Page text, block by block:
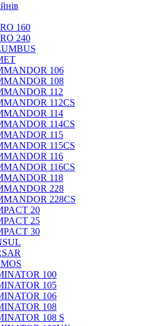
160
240
106
108
112
112CS
114
114CS
115
115CS
116
116CS
118
228
228CS
20
25
30
100
105
106
108
108 S